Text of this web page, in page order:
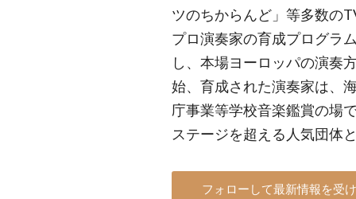
ツのちからんど」等多数の
プロ演奏家の育成プログラ
し、本場ヨーロッパの演奏
始、育成された演奏家は、
庁事業等学校音楽鑑賞の場
ステージを超える人気団体
フォローして最新情報を受